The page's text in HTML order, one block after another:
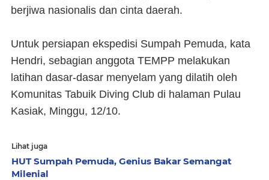
berjiwa nasionalis dan cinta daerah.
Untuk persiapan ekspedisi Sumpah Pemuda, kata
Hendri, sebagian anggota TEMPP melakukan
latihan dasar-dasar menyelam yang dilatih oleh
Komunitas Tabuik Diving Club di halaman Pulau
Kasiak, Minggu, 12/10.
Lihat juga
HUT Sumpah Pemuda, Genius Bakar Semangat
Milenial